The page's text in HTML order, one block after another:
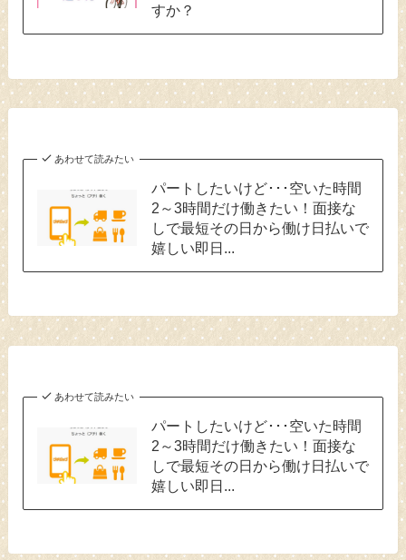
すか？
あわせて読みたい
パートしたいけど･･･空いた時間
2～3時間だけ働きたい！面接な
しで最短その日から働け日払いで
嬉しい即日...
あわせて読みたい
パートしたいけど･･･空いた時間
2～3時間だけ働きたい！面接な
しで最短その日から働け日払いで
嬉しい即日...